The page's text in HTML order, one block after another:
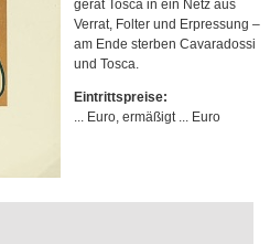
gerät Tosca in ein Netz aus
Verrat, Folter und Erpressung –
am Ende sterben Cavaradossi
und Tosca.
Eintrittspreise:
... Euro, ermäßigt ... Euro